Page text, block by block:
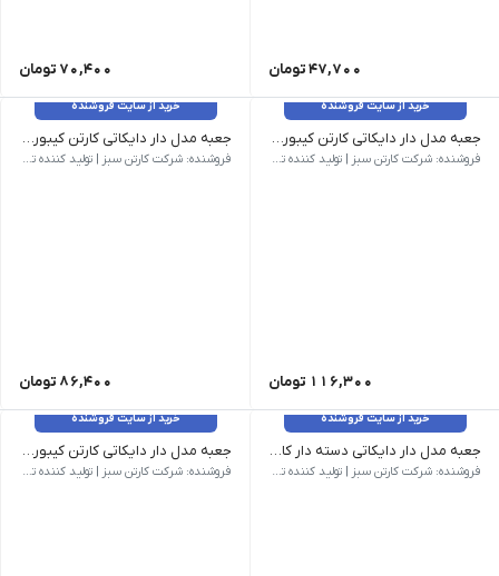
47,700تومان 70,400 تومان
خرید از سایت فروشنده
جعبه مدل دار دایکاتی کارتن کیبوردی کد CS-D27-04 وزن 150 گرم | ابعاد بیرونی 400 × 130 × 120 میلی‌متر | نام کالا جعبه مدل دار دایکاتی کارتن کیبوردی کد CS-D27-04 | شناسه محصول CS-D27-04 | مدل فنی D27 | روش ساخت دایکاتی | تعداد لایه سه لایه | نوع فلوت C | رنگ رویه قهوه ای | کیفیت درجه یک
فروشنده: شرکت کارتن سبز | تولید کننده تخصصی کارتن و جعبه
116,300 تومان
خرید از سایت فروشنده
جعبه مدل دار دایکاتی کارتن کیبوردی کد CS-D27-05 وزن 100 گرم | ابعاد بیرونی 270 × 180 × 86 میلی‌متر | نام کالا جعبه مدل دار دایکاتی کارتن کیبوردی کد CS-D27-05 | شناسه محصول CS-D27-05 | مدل فنی D27 | روش ساخت دایکاتی | تعداد لایه سه لایه | نوع فلوت B | رنگ رویه قهوه ای | کیفیت درجه یک
فروشنده: شرکت کارتن سبز | تولید کننده تخصصی کارتن و جعبه
86,400 تومان
خرید از سایت فروشنده
جعبه مدل دار دایکاتی دسته دار کارتن کیبوردی کد CS-D27-06 وزن 150 گرم| | ابعاد بیرونی 285 × 231 × 87 میلی‌متر | نام کالا جعبه مدل دار دایکاتی دسته دار کارتن کیبوردی کد CS-D27-06 | شناسه محصول CS-D27-06 | مدل فنی D27 | روش ساخت دایکاتی | تعداد لایه سه لایه | نوع فلوت C| | رنگ رویه قهوه ای | کیفیت درجه یک
فروشنده: شرکت کارتن سبز | تولید کننده تخصصی کارتن و جعبه
خرید از سایت فروشنده
جعبه مدل دار دایکاتی کارتن کیبوردی کد CS-D27-07 وزن 200 گرم | ابعاد بیرونی 400 × 303 × 80 میلی‌متر | نام کالا جعبه مدل دار دایکاتی کارتن کیبوردی کد CS-D27-07 | شناسه محصول CS-D27-07 | مدل فنی D27 | روش ساخت دایکاتی | تعداد لایه سه لایه | نوع فلوت B | رنگ رویه قهوه ای | کیفیت درجه یک
فروشنده: شرکت کارتن سبز | تولید کننده تخصصی کارتن و جعبه